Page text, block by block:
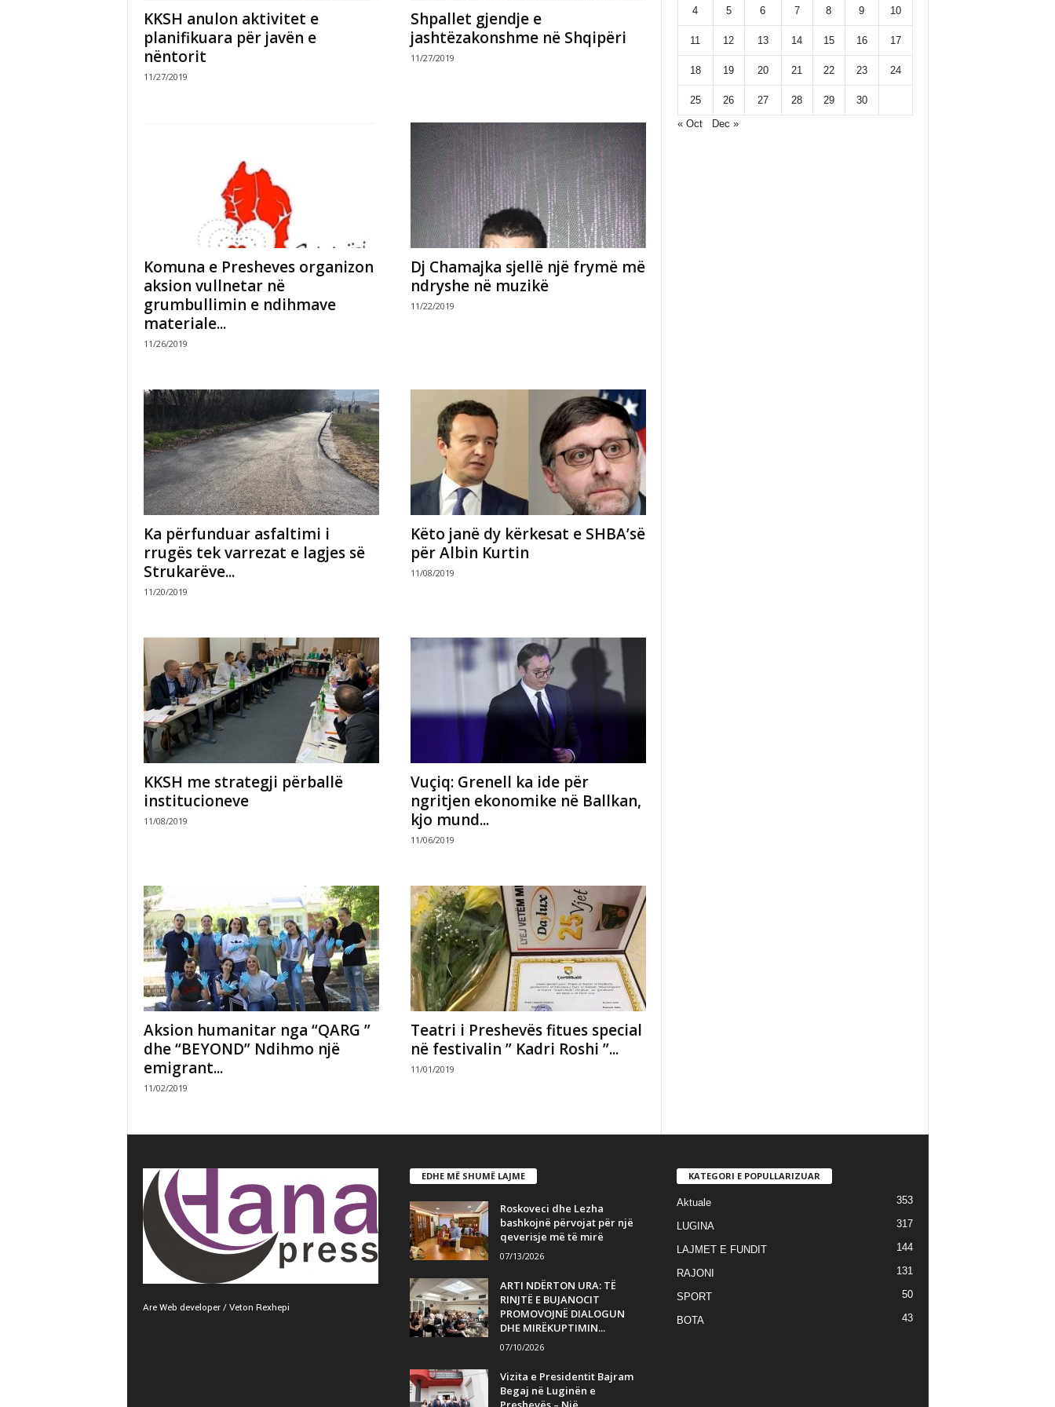
KKSH anulon aktivitet e
planifikuara për javën e
nëntorit
11/27/2019
Shpallet gjendje e
jashtëzakonshme në Shqipëri
11/27/2019
Komuna e Presheves organizon
aksion vullnetar në
grumbullimin e ndihmave
materiale...
11/26/2019
Dj Chamajka sjellë një frymë më
ndryshe në muzikë
11/22/2019
Ka përfunduar asfaltimi i
rrugës tek varrezat e lagjes së
Strukarëve...
11/20/2019
Këto janë dy kërkesat e SHBA’së
për Albin Kurtin
11/08/2019
KKSH me strategji përballë
institucioneve
11/08/2019
Vuçiq: Grenell ka ide për
ngritjen ekonomike në Ballkan,
kjo mund...
11/06/2019
Aksion humanitar nga “QARG ”
dhe “BEYOND” Ndihmo një
emigrant...
11/02/2019
Teatri i Preshevës fitues special
në festivalin ” Kadri Roshi ”...
11/01/2019
4 5 6 7 8 9 10
11 12 13 14 15 16 17
18 19 20 21 22 23 24
25 26 27 28 29
30
« Oct
Dec »
Are Web developer / Veton Rexhepi
EDHE MË SHUMË LAJME
Roskoveci dhe Lezha
bashkojnë përvojat për një
qeverisje më të mirë
07/13/2026
ARTI NDËRTON URA: TË
RINJTË E BUJANOCIT
PROMOVOJNË DIALOGUN
DHE MIRËKUPTIMIN...
07/10/2026
Vizita e Presidentit Bajram
Begaj në Luginën e
KATEGORI E POPULLARIZUAR
Aktuale 353
LUGINA 317
LAJMET E FUNDIT 144
RAJONI 131
SPORT 50
BOTA 43